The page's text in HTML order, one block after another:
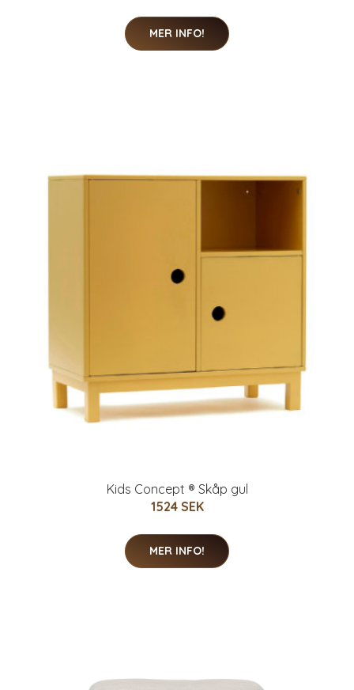
MER INFO!
Kids Concept ® Skåp gul
1524 SEK
MER INFO!